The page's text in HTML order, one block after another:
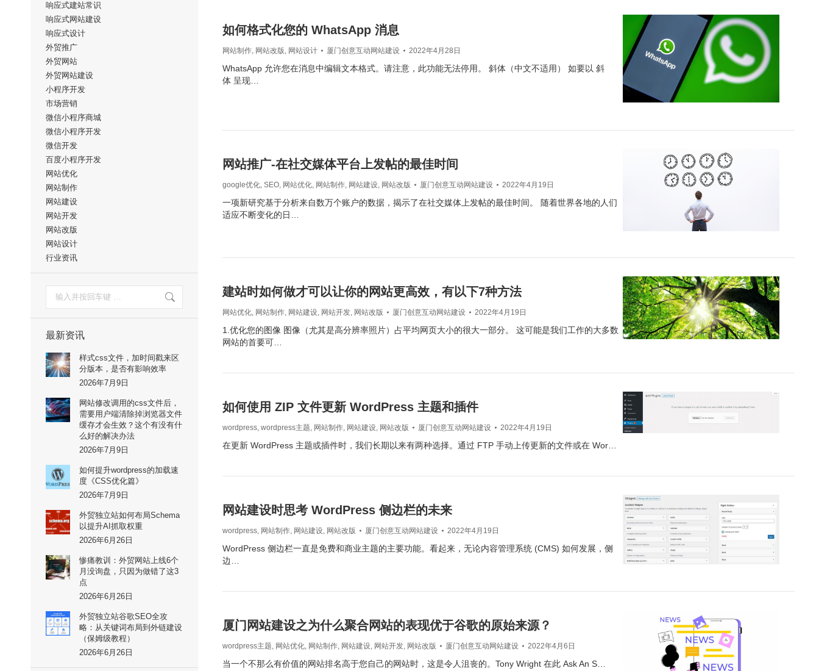
如何格式化您的 WhatsApp 消息
网站制作, 网站改版, 网站设计 厦门创意互动网站建设 2022年4月28日
WhatsApp 允许您在消息中编辑文本格式。请注意，此功能无法停用。 斜体（中文不适用） 如要以 斜
体 呈现…
网站推广-在社交媒体平台上发帖的最佳时间
google优化, SEO, 网站优化, 网站制作, 网站建设, 网站改版 厦门创意互动网站建设 2022年4月19日
一项新研究基于分析来自数万个账户的数据，揭示了在社交媒体上发帖的最佳时间。 随着世界各地的人们
适应不断变化的日…
建站时如何做才可以让你的网站更高效，有以下7种方法
网站优化, 网站制作, 网站建设, 网站开发, 网站改版 厦门创意互动网站建设 2022年4月19日
1.优化您的图像 图像（尤其是高分辨率照片）占平均网页大小的很大一部分。 这可能是我们工作的大多数
网站的首要可…
如何使用 ZIP 文件更新 WordPress 主题和插件
wordpress, wordpress主题, 网站制作, 网站建设, 网站改版 厦门创意互动网站建设 2022年4月19日
在更新 WordPress 主题或插件时，我们长期以来有两种选择。通过 FTP 手动上传更新的文件或在 Wor…
网站建设时思考 WordPress 侧边栏的未来
wordpress, 网站制作, 网站建设, 网站改版 厦门创意互动网站建设 2022年4月19日
WordPress 侧边栏一直是免费和商业主题的主要功能。看起来，无论内容管理系统 (CMS) 如何发展，侧
边…
厦门网站建设之为什么聚合网站的表现优于谷歌的原始来源？
wordpress主题, 网站优化, 网站制作, 网站建设, 网站开发, 网站改版 厦门创意互动网站建设 2022年4月6日
当一个不那么有价值的网站排名高于您自己的网站时，这是令人沮丧的。Tony Wright 在此 Ask An S…
响应式建站常识
响应式网站建设
响应式设计
外贸推广
外贸网站
外贸网站建设
小程序开发
市场营销
微信小程序商城
微信小程序开发
微信开发
百度小程序开发
网站优化
网站制作
网站建设
网站开发
网站改版
网站设计
行业资讯
索：
最新资讯
样式css文件，加时间戳来区
分版本，是否有影响效率
2026年7月9日
网站修改调用的css文件后，
需要用户端清除掉浏览器文件
缓存才会生效？这个有没有什
么好的解决办法
2026年7月9日
如何提升wordpress的加载速
度《CSS优化篇》
2026年7月9日
外贸独立站如何布局Schema
以提升AI抓取权重
2026年6月26日
惨痛教训：外贸网站上线6个
月没询盘，只因为做错了这3
点
2026年6月26日
外贸独立站谷歌SEO全攻
略：从关键词布局到外链建设
（保姆级教程）
2026年6月26日